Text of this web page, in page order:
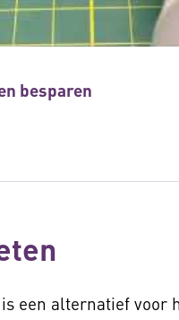
besparen
een alternatief voor